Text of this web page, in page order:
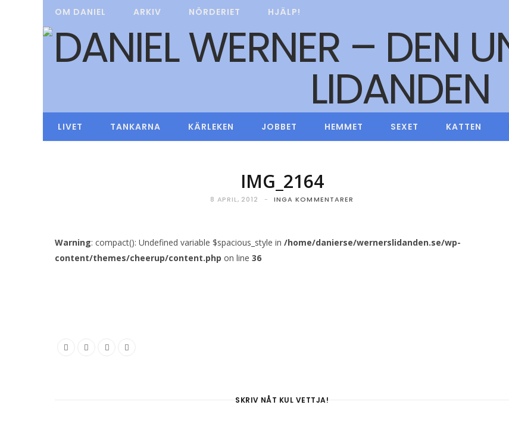
OM DANIEL ARKIV NÖRDERIET HJÄLP!
LIVET TANKARNA KÄRLEKEN JOBBET HEMMET SEXET KATTEN
IMG_2164
8 APRIL, 2012 INGA KOMMENTARER
Warning: compact(): Undefined variable $spacious_style in /home/danierse/wernerslidanden.se/wp-
content/themes/cheerup/content.php on line 36
SKRIV NÅT KUL VETTJA!